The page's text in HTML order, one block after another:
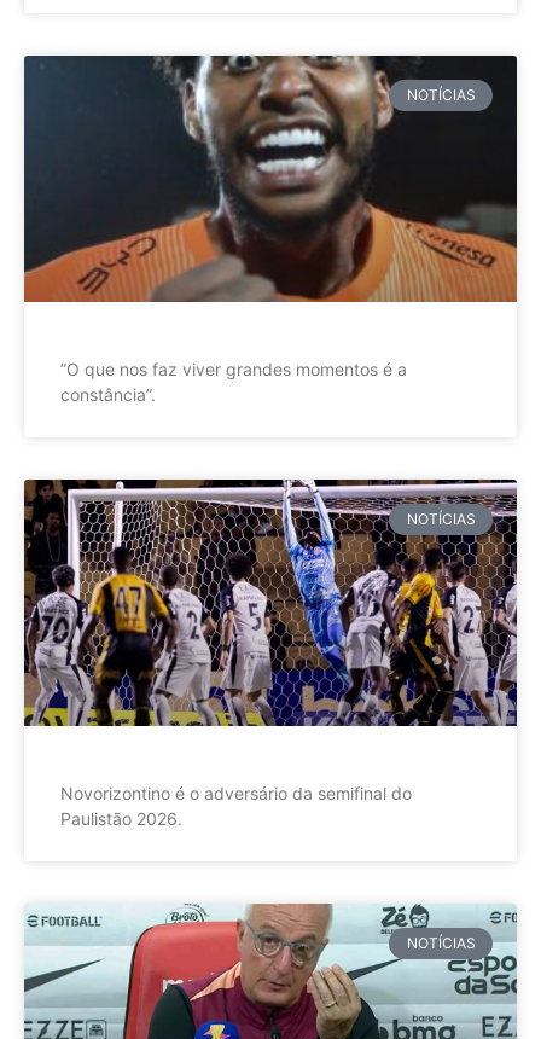
NOTÍCIAS
”O que nos faz viver grandes momentos é a
constância”.
NOTÍCIAS
Novorizontino é o adversário da semifinal do
Paulistão 2026.
NOTÍCIAS